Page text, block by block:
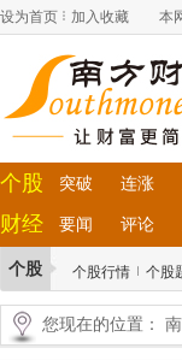
设为首页 加入收藏 本
个股 突破 连涨
财经 要闻 评论
个股 个股行情 个股
您现在的位置：